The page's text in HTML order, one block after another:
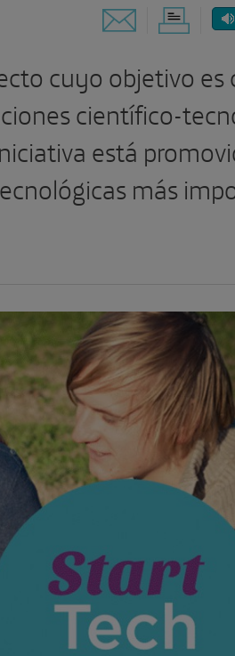
cuyo objetivo
científico-
está
más